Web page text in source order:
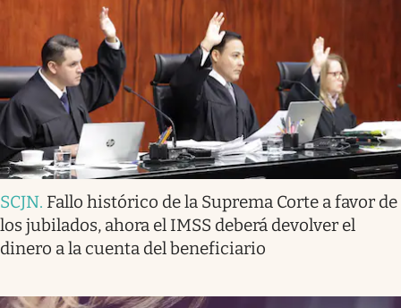
SCJN. Fallo histórico de la Suprema Corte a favor de
los jubilados, ahora el IMSS deberá devolver el
dinero a la cuenta del beneficiario